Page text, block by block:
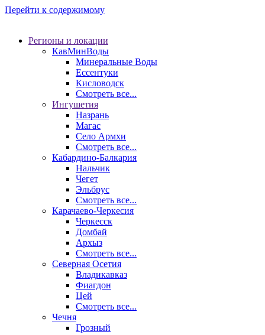
Перейти к содержимому
Регионы и локации
КавМинВоды
Минеральные Воды
Ессентуки
Кисловодск
Смотреть все...
Ингушетия
Назрань
Магас
Село Армхи
Смотреть все...
Кабардино-Балкария
Нальчик
Чегет
Эльбрус
Смотреть все...
Карачаево-Черкесия
Черкесск
Домбай
Архыз
Смотреть все...
Северная Осетия
Владикавказ
Фиагдон
Цей
Смотреть все...
Чечня
Грозный